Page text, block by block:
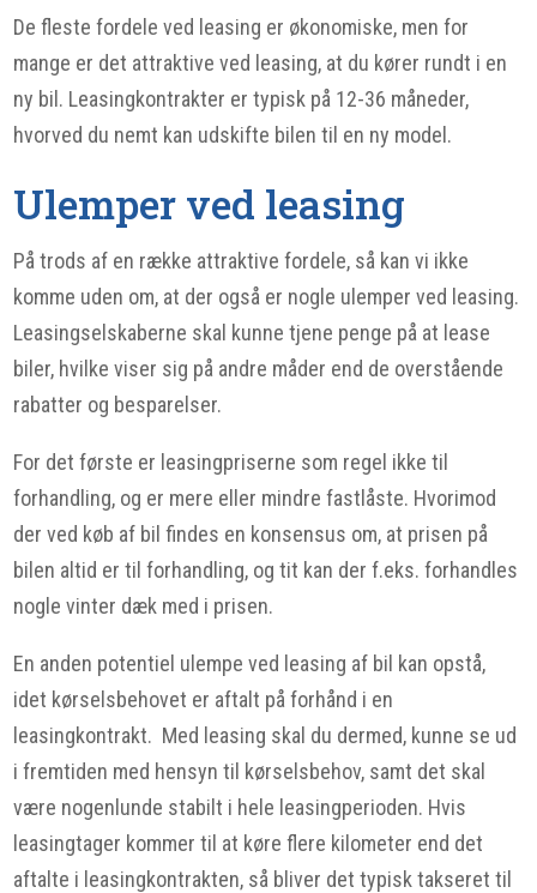
De fleste fordele ved leasing er økonomiske, men for
mange er det attraktive ved leasing, at du kører rundt i en
ny bil. Leasingkontrakter er typisk på 12-36 måneder,
hvorved du nemt kan udskifte bilen til en ny model.
Ulemper ved leasing
På trods af en række attraktive fordele, så kan vi ikke
komme uden om, at der også er nogle ulemper ved leasing.
Leasingselskaberne skal kunne tjene penge på at lease
biler, hvilke viser sig på andre måder end de overstående
rabatter og besparelser.
For det første er leasingpriserne som regel ikke til
forhandling, og er mere eller mindre fastlåste. Hvorimod
der ved køb af bil findes en konsensus om, at prisen på
bilen altid er til forhandling, og tit kan der f.eks. forhandles
nogle vinter dæk med i prisen.
En anden potentiel ulempe ved leasing af bil kan opstå,
idet kørselsbehovet er aftalt på forhånd i en
leasingkontrakt. Med leasing skal du dermed, kunne se ud
i fremtiden med hensyn til kørselsbehov, samt det skal
være nogenlunde stabilt i hele leasingperioden. Hvis
leasingtager kommer til at køre flere kilometer end det
aftalte i leasingkontrakten, så bliver det typisk takseret til